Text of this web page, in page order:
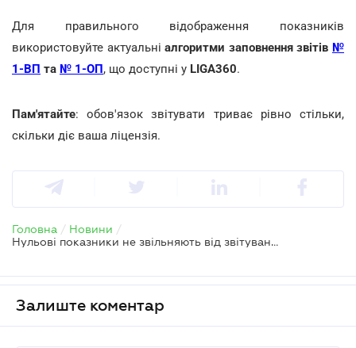
Для правильного відображення показників
використовуйте актуальніалгоритми заповнення звітів №
1-ВП та № 1-ОП, що доступні у LIGA360.
Пам'ятайте: обов'язок звітувати триває рівно стільки,
скільки діє ваша ліцензія.
Головна / Новини /
Нульові показники не звільняють від звітування за алкогольними та тютюновими ліцензіями
Залиште коментар